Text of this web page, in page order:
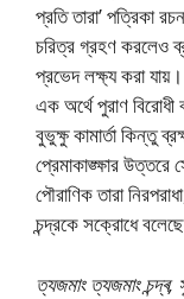
প্রতি তারা’ পত্রিকা
চরিত্র গ্রহণ করলেও
প্রভেদ লক্ষ্য করা
এক অর্থে পুরাণ
বুভুক্ষু কামার্তা কিন্তু
প্রেমাকাঙ্ক্ষার উত্তরে
পৌরাণিক তারা
চন্দ্রকে সক্রোধে
ত্যজমাং ত্যজমাং